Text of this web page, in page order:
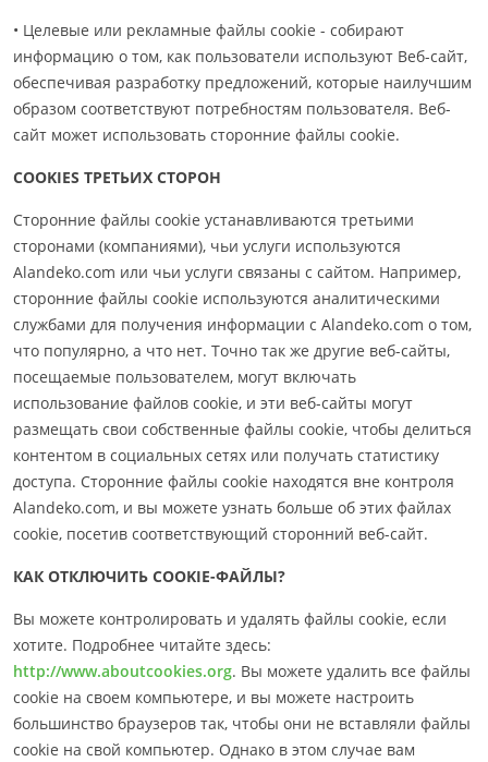
• Целевые или рекламные файлы cookie - собирают
информацию о том, как пользователи используют Веб-сайт,
обеспечивая разработку предложений, которые наилучшим
образом соответствуют потребностям пользователя. Веб-
сайт может использовать сторонние файлы cookie.
COOKIES ТРЕТЬИХ СТОРОН
Сторонние файлы cookie устанавливаются третьими
сторонами (компаниями), чьи услуги используются
Alandeko.com или чьи услуги связаны с сайтом. Например,
сторонние файлы cookie используются аналитическими
службами для получения информации с Alandeko.com о том,
что популярно, а что нет. Точно так же другие веб-сайты,
посещаемые пользователем, могут включать
использование файлов cookie, и эти веб-сайты могут
размещать свои собственные файлы cookie, чтобы делиться
контентом в социальных сетях или получать статистику
доступа. Сторонние файлы cookie находятся вне контроля
Alandeko.com, и вы можете узнать больше об этих файлах
cookie, посетив соответствующий сторонний веб-сайт.
КАК ОТКЛЮЧИТЬ COOKIE-ФАЙЛЫ?
Вы можете контролировать и удалять файлы cookie, если
хотите. Подробнее читайте здесь:
http://www.aboutcookies.org. Вы можете удалить все файлы
cookie на своем компьютере, и вы можете настроить
большинство браузеров так, чтобы они не вставляли файлы
cookie на свой компьютер. Однако в этом случае вам